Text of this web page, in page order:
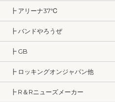
┣ アリーナ37℃
┣ バンドやろうぜ
┣ GB
┣ ロッキングオンジャパン他
┣ R＆Rニューズメーカー